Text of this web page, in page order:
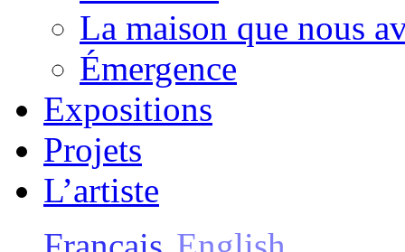
La maison que nous
Émergence
Expositions
Projets
L’artiste